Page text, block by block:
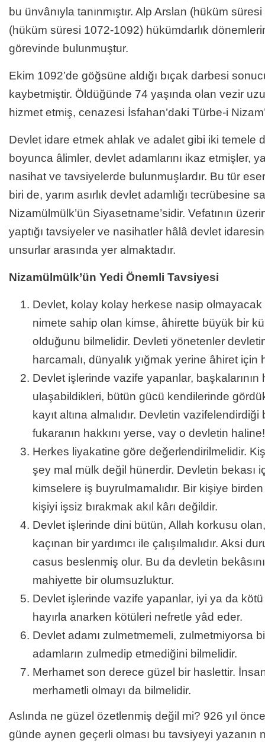
bu ünvânıyla tanınmıştır. Alp Arslan (hüküm
(hüküm süresi 1072-1092) hükümdarlık
görevinde bulunmuştur.
Ekim 1092’de göğsüne aldığı bıçak darbesi
kaybetmiştir. Öldüğünde 74 yaşında olan vezir
hizmet etmiş, cenazesi İsfahan’daki Türbe-i
Devlet idare etmek ahlak ve adalet gibi iki temele
boyunca âlimler, devlet adamlarını ikaz etmişler,
nasihat ve tavsiyelerde bulunmuşlardır. Bu tür
biri de, yarım asırlık devlet adamlığı tecrübesine
Nizamülmülk’ün Siyasetname’sidir. Vefatının
yaptığı tavsiyeler ve nasihatler hâlâ devlet
unsurlar arasında yer almaktadır.
Nizamülmülk’ün Yedi Önemli Tavsiyesi
Devlet, kolay kolay herkese nasip
nimete sahip olan kimse, âhirette büyük bir
olduğunu bilmelidir. Devleti yönetenler
harcamalı, dünyalık yığmak yerine âhiret için
Devlet işlerinde vazife yapanlar, başkalarının
ulaşabildikleri, bütün gücü kendilerinde
kayıt altına almalıdır. Devletin
fukaranın hakkını yerse, vay o devletin haline!
Herkes liyakatine göre değerlendirilmelidir.
şey mal mülk değil hünerdir. Devletin bekası
kimselere iş buyrulmamalıdır. Bir kişiye
kişiyi işsiz bırakmak akıl kârı değildir.
Devlet işlerinde dini bütün, Allah korkusu
kaçınan bir yardımcı ile çalışılmalıdır. Aksi
casus beslenmiş olur. Bu da devletin
mahiyette bir olumsuzluktur.
Devlet işlerinde vazife yapanlar, iyi ya da
hayırla anarken kötüleri nefretle yâd eder.
Devlet adamı zulmetmemeli, zulmetmiyorsa
adamların zulmedip etmediğini bilmelidir.
Merhamet son derece güzel bir haslettir.
merhametli olmayı da bilmelidir.
Aslında ne güzel özetlenmiş değil mi? 926 yıl
günde aynen geçerli olması bu tavsiyeyi yazanın